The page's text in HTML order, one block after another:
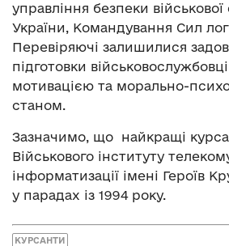
управління безпеки
України, Командування Сил
Перевіряючі залишилися
підготовки
мотивацією та морально-
станом.
Зазначимо, що найкращі
Військового інституту
інформатизації імені Героїв
у парадах із 1994 року.
КУРСАНТИ